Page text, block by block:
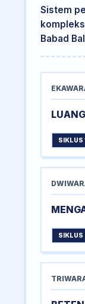
Sistem
Babad
LUANG
SIKLUS
SIKLUS